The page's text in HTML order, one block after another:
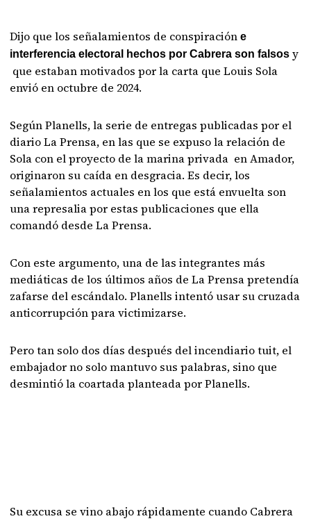
Dijo que los señalamientos de conspiracióne
interferencia electoral hechos por Cabrera son falsosy
que estaban motivados por la carta que Louis Sola
envió en octubre de 2024.
Según Planells, la serie de entregas publicadas por el
diario La Prensa, en las que se expuso la relación de
Sola con el proyecto de la marina privada en Amador,
originaron su caída en desgracia. Es decir, los
señalamientos actuales en los que está envuelta son
una represalia por estas publicaciones que ella
comandó desde La Prensa.
Con este argumento, una de las integrantes más
mediáticas de los últimos años de La Prensa pretendía
zafarse del escándalo. Planells intentó usar su cruzada
anticorrupción para victimizarse.
Pero tan solo dos días después del incendiario tuit, el
embajador no solo mantuvo sus palabras, sino que
desmintió la coartada planteada por Planells.
Su excusa se vino abajo rápidamente cuando Cabrera